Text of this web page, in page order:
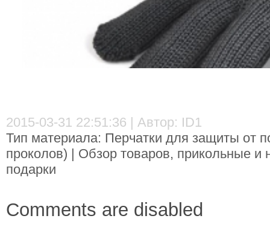
2015-03-31 22:51:36 | Автор: ID1
Тип материала: Перчатки для защиты от
проколов) | Обзор товаров, прикольные
подарки
Comments are disabled